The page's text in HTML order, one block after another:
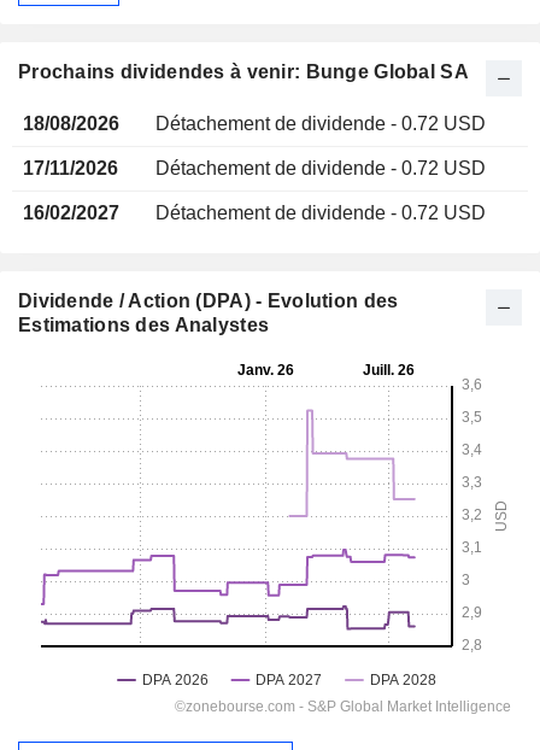
Prochains dividendes à venir: Bunge Global SA
18/08/2026 Détachement de dividende - 0.72 USD
17/11/2026 Détachement de dividende - 0.72 USD
16/02/2027 Détachement de dividende - 0.72 USD
Dividende / Action (DPA) - Evolution des
Estimations des Analystes